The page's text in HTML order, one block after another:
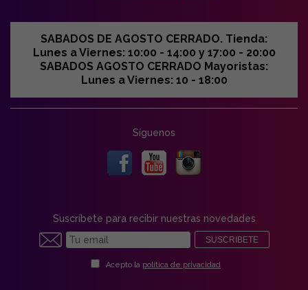
SABADOS DE AGOSTO CERRADO. Tienda:
Lunes a Viernes: 10:00 - 14:00 y 17:00 - 20:00
SABADOS AGOSTO CERRADO Mayoristas:
Lunes a Viernes: 10 - 18:00
Síguenos
Suscríbete para recibir nuestras novedades
SUSCRIBETE
Acepto la política de privacidad